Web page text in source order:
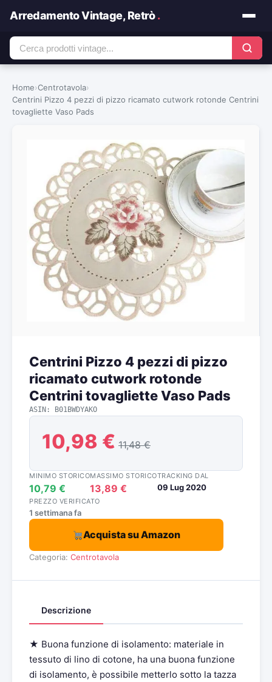
Arredamento Vintage, Retrò.
Home›Centrotavola›
Centrini Pizzo 4 pezzi di pizzo ricamato cutwork rotonde Centrini
tovagliette Vaso Pads
Centrini Pizzo 4 pezzi di pizzo
ricamato cutwork rotonde
Centrini tovagliette Vaso Pads
ASIN: B01BWDYAKO
10,98 € 11,48 €
MINIMO STORICO
10,79 €
MASSIMO STORICO
13,89 €
TRACKING DAL
09 Lug 2020
PREZZO VERIFICATO
1 settimana fa
Acquista su Amazon
Categoria: Centrotavola
Descrizione
★ Buona funzione di isolamento: materiale in
tessuto di lino di cotone, ha una buona funzione
di isolamento, è possibile metterlo sotto la tazza